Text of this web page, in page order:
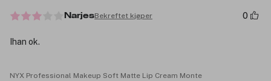
NarjesBekreftet kjøper 0
Ihan ok.
NYX Professional Makeup Soft Matte Lip Cream Monte